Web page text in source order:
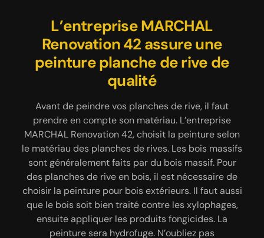
L’entreprise MARCHAL
Renovation 42 assure une
peinture planche de rive de
qualité
Avant de peindre vos planches de rive, il faut
prendre en compte son matériau. L’entreprise
MARCHAL Renovation 42, choisit la peinture selon
le matériau des planches de rives. Les bois massifs
sont généralement faits par du bois massif. Pour
des planches de rive en bois, il est nécessaire de
choisir la peinture pour bois extérieurs. Il faut aussi
que le bois soit bien traité contre les xylophages,
ensuite appliquer les produits fongicides. La
peinture sera hydrofuge. N’oubliez pas
L'entreprise MARCHAL
Renovation 42 propose des
service de peinture de
dessous de toits en bois
Le dessous de toit a trois rôles. Le premier consiste
à protéger la toiture contre l’envahissement des
volatiles. Le deuxième, il empêche la pénétration
du vent et conserve la chaleur. La troisième est qu’il
contribue à l'esthétique de la maison. C’est
pourquoi, il faut protéger le dessous de toit en bois
en appliquant de la peinture spéciale bois
extérieur. La peinture doit être hydrofuge et
isolante. Il faut également le protéger conte les
xylophages. Pour tout cela, contactez l’entreprise
Réalisez la peinture de dessous
de votre toit en faisant appel à
un couvreur fiable à Saint
Leger Sur Roanne
Si vous voulez garantir la peinture de dessous de
votre toit à Saint Leger Sur Roanne 42155 et ses
environs, faites appel à MARCHAL Renovation 42
car c’est une entreprise de peinture de dessous de
toit fiable. Elle peut intervenir à tout moment et
peut vous satisfaire. Pour la peinture de dessous de
votre toit, elle vous propose une multitude de
couleur et de style pour rendre votre maison plus
attirante et encore plus belle. Afin de bénéficier de
ces services, contactez directement MARCHAL